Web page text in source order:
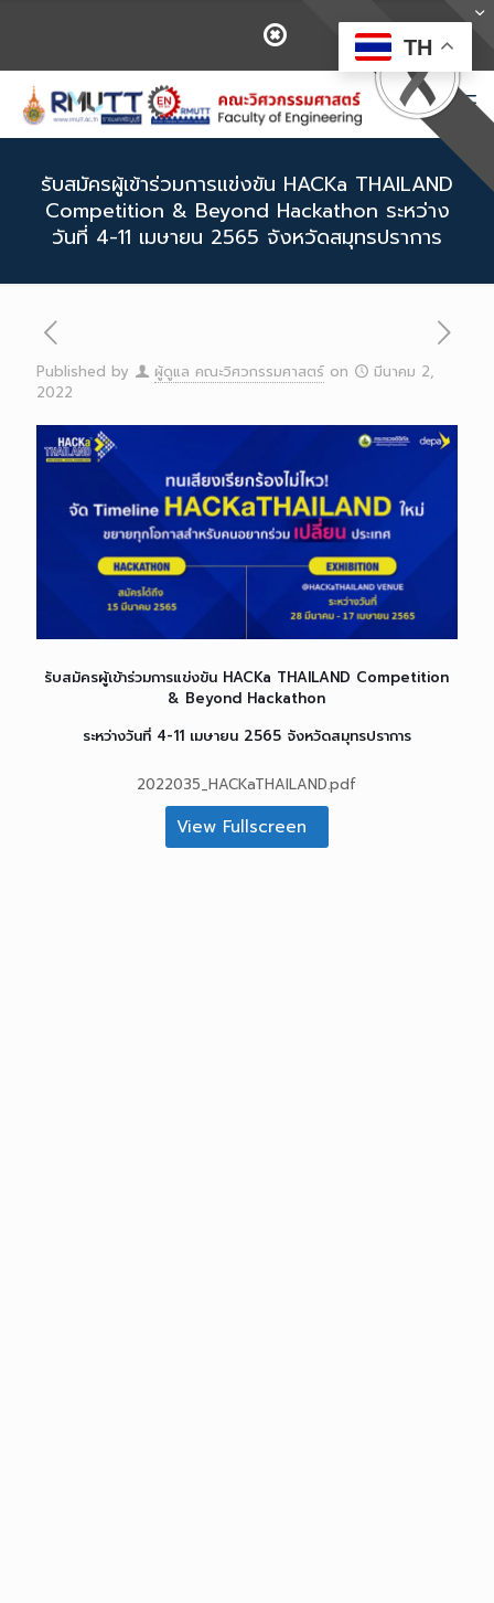
รับสมัครผู้เข้าร่วมการแข่งขัน HACKa THAILAND
Competition & Beyond Hackathon ระหว่าง
วันที่ 4-11 เมษายน 2565 จังหวัดสมุทรปราการ
Published by ผู้ดูแล คณะวิศวกรรมศาสตร์ on
มีนาคม 2,
2022
รับสมัครผู้เข้าร่วมการแข่งขัน HACKa THAILAND Competition
& Beyond Hackathon
ระหว่างวันที่ 4-11 เมษายน 2565 จังหวัดสมุทรปราการ
2022035_HACKaTHAILAND.pdf
View Fullscreen
TH